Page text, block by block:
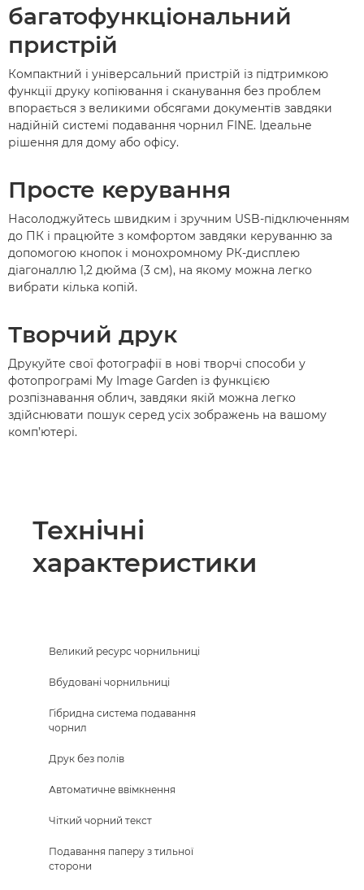
багатофункціональний
пристрій
Компактний і універсальний пристрій із підтримкою
функції друку копіювання і сканування без проблем
впорається з великими обсягами документів завдяки
надійній системі подавання чорнил FINE. Ідеальне
рішення для дому або офісу.
Просте керування
Насолоджуйтесь швидким і зручним USB-підключенням
до ПК і працюйте з комфортом завдяки керуванню за
допомогою кнопок і монохромному РК-дисплею
діагоналлю 1,2 дюйма (3 см), на якому можна легко
вибрати кілька копій.
Творчий друк
Друкуйте свої фотографії в нові творчі способи у
фотопрограмі My Image Garden із функцією
розпізнавання облич, завдяки якій можна легко
здійснювати пошук серед усіх зображень на вашому
комп’ютері.
Технічні
характеристики
Великий ресурс чорнильниці
Вбудовані чорнильниці
Гібридна система подавання
чорнил
Друк без полів
Автоматичне ввімкнення
Чіткий чорний текст
Подавання паперу з тильної
сторони